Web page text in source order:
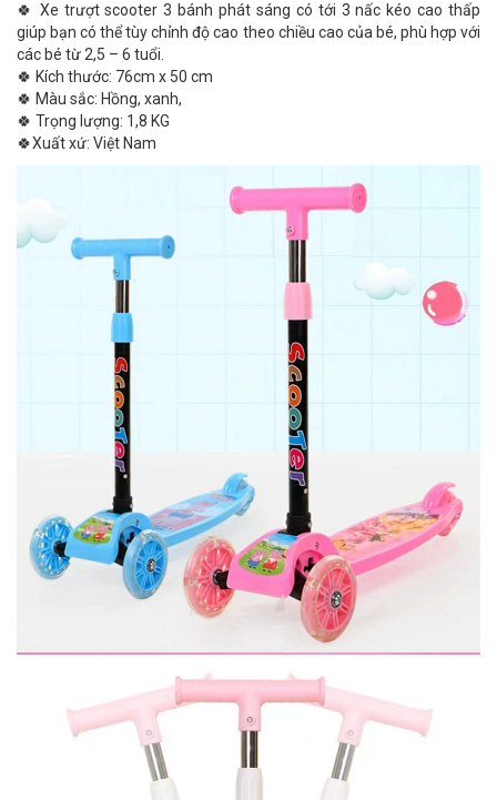
🍀 Xe trượt scooter 3 bánh phát sáng có tới 3 nấc kéo cao thấp
giúp bạn có thể tùy chỉnh độ cao theo chiều cao của bé, phù hợp với
các bé từ 2,5 – 6 tuổi.
🍀 Kích thước: 76cm x 50 cm
🍀 Màu sắc: Hồng, xanh,
🍀 Trọng lượng: 1,8 KG
🍀Xuất xứ: Việt Nam